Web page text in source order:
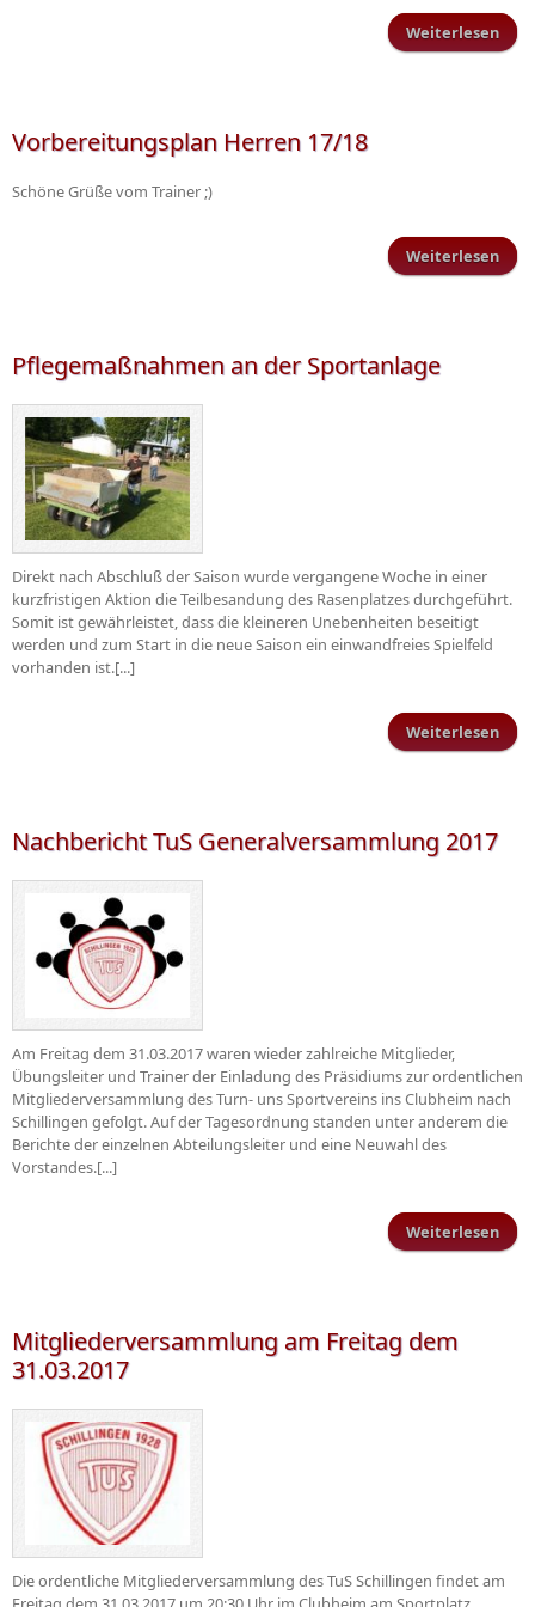
Weiterlesen
Vorbereitungsplan Herren 17/18
Schöne Grüße vom Trainer ;)
Weiterlesen
Pflegemaßnahmen an der Sportanlage
Direkt nach Abschluß der Saison wurde vergangene Woche in einer
kurzfristigen Aktion die Teilbesandung des Rasenplatzes durchgeführt.
Somit ist gewährleistet, dass die kleineren Unebenheiten beseitigt
werden und zum Start in die neue Saison ein einwandfreies Spielfeld
vorhanden ist.[...]
Weiterlesen
Nachbericht TuS Generalversammlung 2017
Am Freitag dem 31.03.2017 waren wieder zahlreiche Mitglieder,
Übungsleiter und Trainer der Einladung des Präsidiums zur ordentlichen
Mitgliederversammlung des Turn- uns Sportvereins ins Clubheim nach
Schillingen gefolgt. Auf der Tagesordnung standen unter anderem die
Berichte der einzelnen Abteilungsleiter und eine Neuwahl des
Vorstandes.[...]
Weiterlesen
Mitgliederversammlung am Freitag dem
31.03.2017
Die ordentliche Mitgliederversammlung des TuS Schillingen findet am